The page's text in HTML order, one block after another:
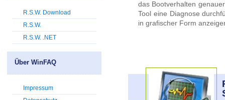
das Bootverhalten
Tool eine Diagnose
in grafischer Form
R.S.W. Download
R.S.W.
R.S.W. .NET
Über WinFAQ
Impressum